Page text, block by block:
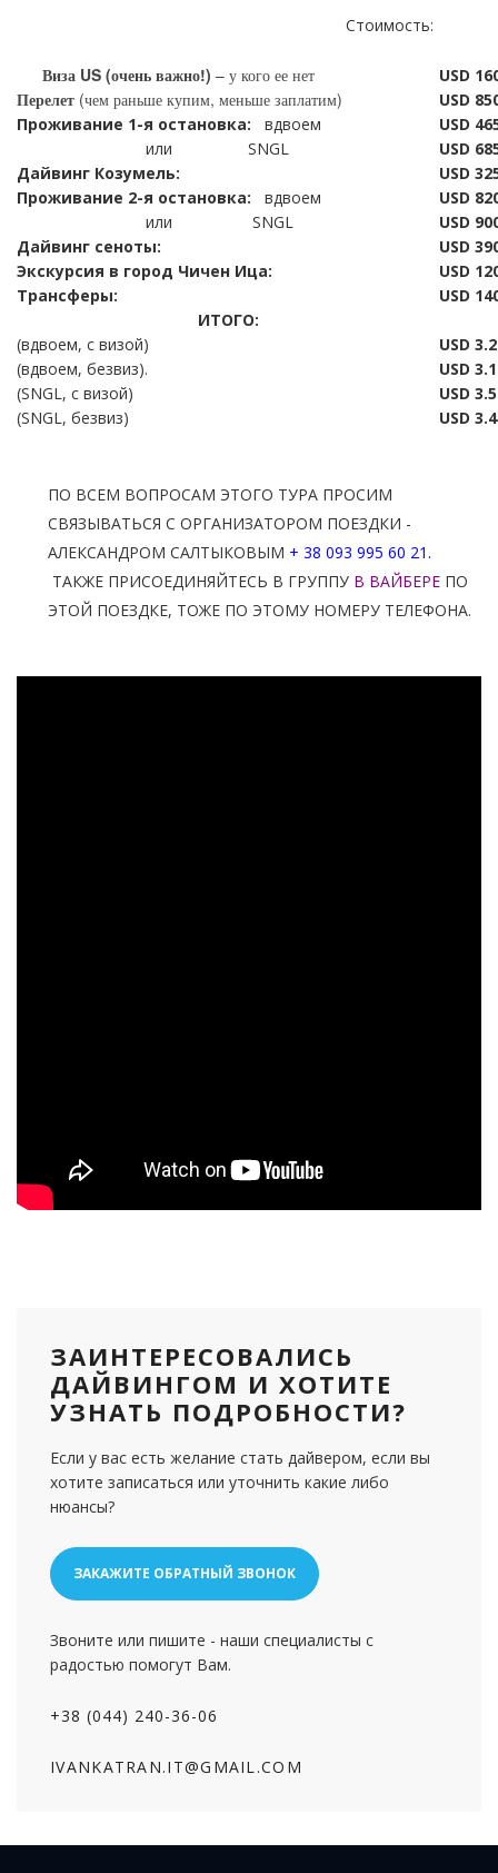
Стоимость:
Виза US (очень важно!) – у кого ее нет USD
Перелет (чем раньше купим, меньше заплатим) USD
Проживание 1-я остановка: вдвоем USD
или SNGL
USD
Дайвинг Козумель:
USD
Проживание 2-я остановка: вдвоем USD
или SNGL
USD
Дайвинг сеноты:
USD
Экскурсия в город Чичен Ица:
USD
Трансферы:
USD
ИТОГО:
(вдвоем, с визой)
USD
(вдвоем, безвиз).
USD
(SNGL, с визой)
USD
(SNGL, безвиз)
USD
ПО ВСЕМ ВОПРОСАМ ЭТОГО ТУРА ПРОСИМ
СВЯЗЫВАТЬСЯ С ОРГАНИЗАТОРОМ ПОЕЗДКИ -
АЛЕКСАНДРОМ САЛТЫКОВЫМ + 38 093 995 60 21.
ТАКЖЕ ПРИСОЕДИНЯЙТЕСЬ В ГРУППУ В ВАЙБЕРЕ ПО
ЭТОЙ ПОЕЗДКЕ, ТОЖЕ ПО ЭТОМУ НОМЕРУ ТЕЛЕФОНА.
ЗАИНТЕРЕСОВАЛИСЬ
ДАЙВИНГОМ И ХОТИТЕ
УЗНАТЬ ПОДРОБНОСТИ?
Если у вас есть желание стать дайвером, если вы
хотите записаться или уточнить какие либо
нюансы?
ЗАКАЖИТЕ ОБРАТНЫЙ ЗВОНОК
Звоните или пишите - наши специалисты с
радостью помогут Вам.
+38 (044) 240-36-06
IVANKATRAN.IT@GMAIL.COM